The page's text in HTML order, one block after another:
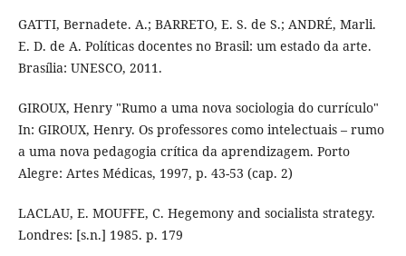
GATTI, Bernadete. A.; BARRETO, E. S. de S.; ANDRÉ, Marli.
E. D. de A. Políticas docentes no Brasil: um estado da arte.
Brasília: UNESCO, 2011.
GIROUX, Henry "Rumo a uma nova sociologia do currículo"
In: GIROUX, Henry. Os professores como intelectuais – rumo
a uma nova pedagogia crítica da aprendizagem. Porto
Alegre: Artes Médicas, 1997, p. 43-53 (cap. 2)
LACLAU, E. MOUFFE, C. Hegemony and socialista strategy.
Londres: [s.n.] 1985. p. 179